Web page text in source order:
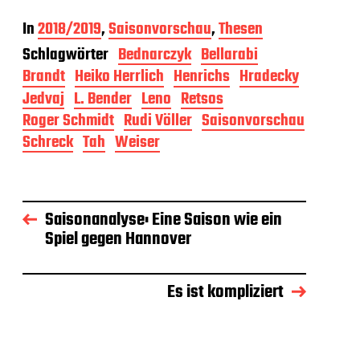
In2018/2019,Saisonvorschau,Thesen
Schlagwörter Bednarczyk Bellarabi
Brandt Heiko Herrlich Henrichs Hradecky
Jedvaj L. Bender Leno Retsos
Roger Schmidt Rudi Völler Saisonvorschau
Schreck Tah Weiser
Saisonanalyse: Eine Saison wie ein
Spiel gegen Hannover
Es ist kompliziert